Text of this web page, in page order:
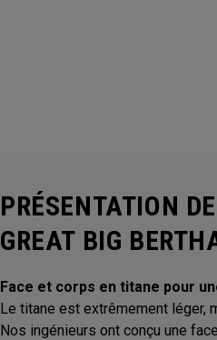
PRÉSENTATION
GREAT BIG
Face et corps en titane pour
Le titane est extrêmement léger,
Nos ingénieurs ont conçu une